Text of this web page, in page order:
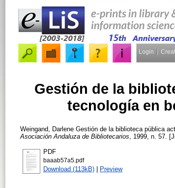
Login
Gestión de la
tecnología en
Weingand, Darlene Gestión de la biblioteca pública
Asociación Andaluza de Bibliotecarios , 1999, n. 57.
PDF
baaab57a5.pdf
Download (113kB) | Preview